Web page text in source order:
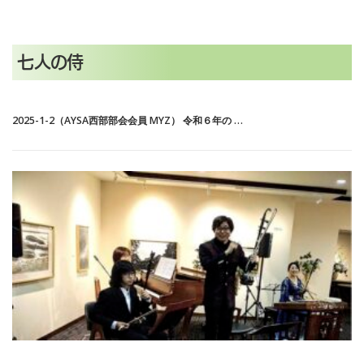
七人の侍
2025-1-2（AYSA西部部会会員 MYZ） 令和６年の …